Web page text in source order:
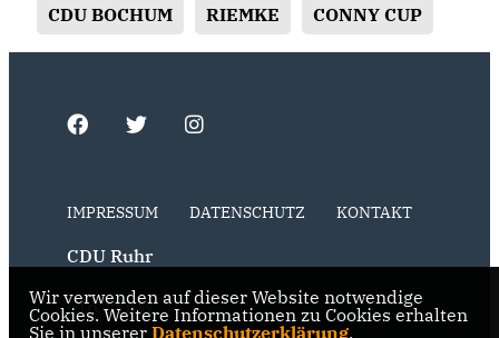
CDU BOCHUM RIEMKE CONNY CUP
IMPRESSUM DATENSCHUTZ KONTAKT
CDU Ruhr
CDU NRW
Wir verwenden auf dieser Website notwendige
Cookies. Weitere Informationen zu Cookies erhalten
Sie in unserer Datenschutzerklärung.